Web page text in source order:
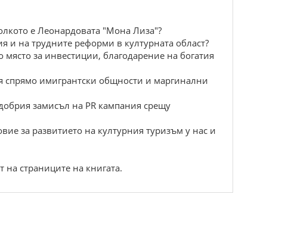
е Леонардовата "Мона Лиза"?
и на трудните реформи в културната област?
за инвестиции, благодарение на богатия
спрямо имигрантски общности и маргинални
замисъл на PR кампания срещу
за развитието на културния туризъм у нас и
на страниците на книгата.